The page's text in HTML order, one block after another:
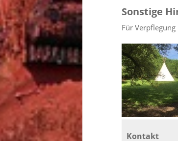
Sonstige
Für
Kontakt